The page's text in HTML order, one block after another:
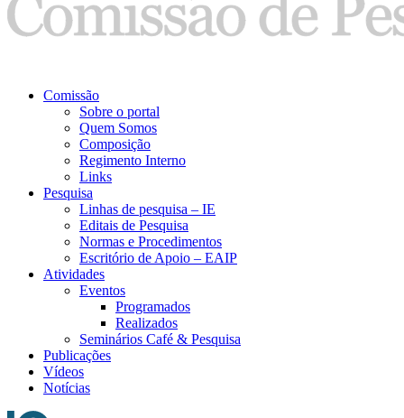
Comissão
Sobre o portal
Quem Somos
Composição
Regimento Interno
Links
Pesquisa
Linhas de pesquisa – IE
Editais de Pesquisa
Normas e Procedimentos
Escritório de Apoio – EAIP
Atividades
Eventos
Programados
Realizados
Seminários Café & Pesquisa
Publicações
Vídeos
Notícias